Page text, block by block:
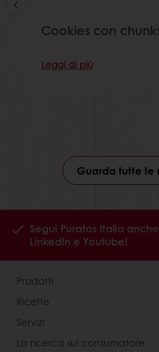
Cookies con
Leggi di più
Guarda tutte le
Segui Puratos Italia
LinkedIn e Youtube!
Prodotti
Ricette
Servizi
La ricerca sul consumatore